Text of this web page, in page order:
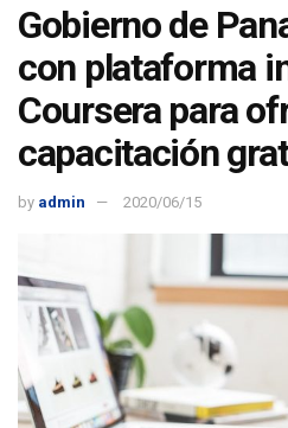
Gobierno de
con plataforma
Coursera para
capacitación
by admin 2020/06/15